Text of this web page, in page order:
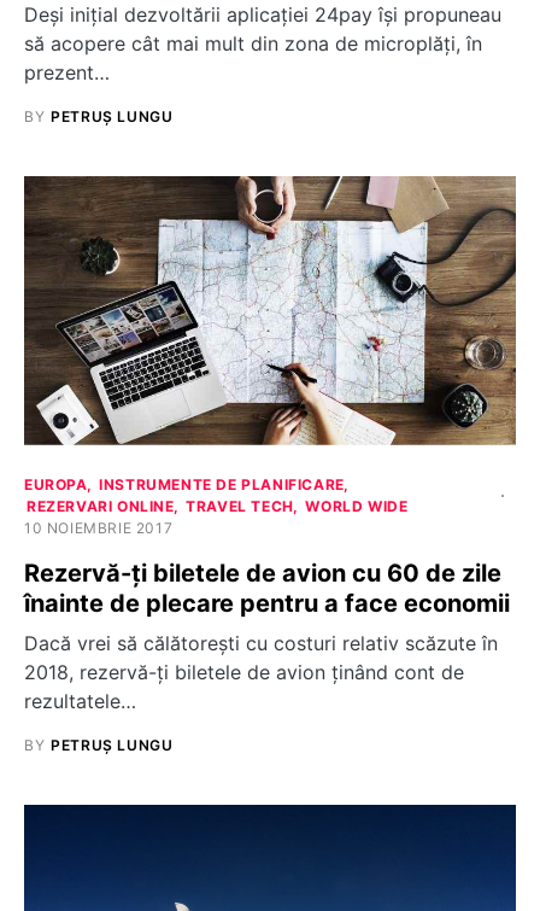
Deși inițial dezvoltării aplicației 24pay își propuneau
să acopere cât mai mult din zona de microplăți, în
prezent…
BY PETRUȘ LUNGU
EUROPA
INSTRUMENTE DE PLANIFICARE
REZERVARI ONLINE
TRAVEL TECH
WORLD WIDE
10 NOIEMBRIE 2017
Rezervă-ți biletele de avion cu 60 de zile
înainte de plecare pentru a face economii
Dacă vrei să călătorești cu costuri relativ scăzute în
2018, rezervă-ți biletele de avion ținând cont de
rezultatele…
BY PETRUȘ LUNGU